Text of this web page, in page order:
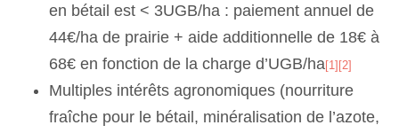
en bétail est < 3UGB/ha : paiement annuel de
44€/ha de prairie + aide additionnelle de 18€ à
68€ en fonction de la charge d’UGB/ha [1] [2]
Multiples intérêts agronomiques (nourriture
fraîche pour le bétail, minéralisation de l’azote,